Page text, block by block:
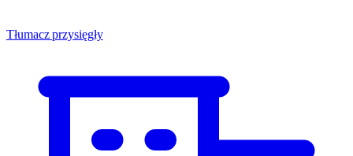
Tłumacz przysięgły